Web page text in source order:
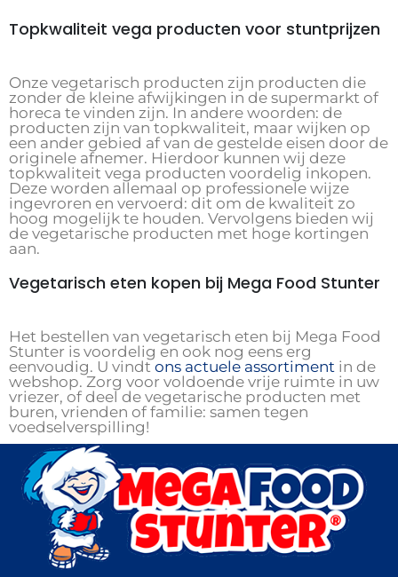
Topkwaliteit vega producten voor stuntprijzen
Onze vegetarisch producten zijn producten die
zonder de kleine afwijkingen in de supermarkt of
horeca te vinden zijn. In andere woorden: de
producten zijn van topkwaliteit, maar wijken op
een ander gebied af van de gestelde eisen door de
originele afnemer. Hierdoor kunnen wij deze
topkwaliteit vega producten voordelig inkopen.
Deze worden allemaal op professionele wijze
ingevroren en vervoerd: dit om de kwaliteit zo
hoog mogelijk te houden. Vervolgens bieden wij
de vegetarische producten met hoge kortingen
aan.
Vegetarisch eten kopen bij Mega Food Stunter
Het bestellen van vegetarisch eten bij Mega Food
Stunter is voordelig en ook nog eens erg
eenvoudig. U vindt ons actuele assortiment in de
webshop. Zorg voor voldoende vrije ruimte in uw
vriezer, of deel de vegetarische producten met
buren, vrienden of familie: samen tegen
voedselverspilling!